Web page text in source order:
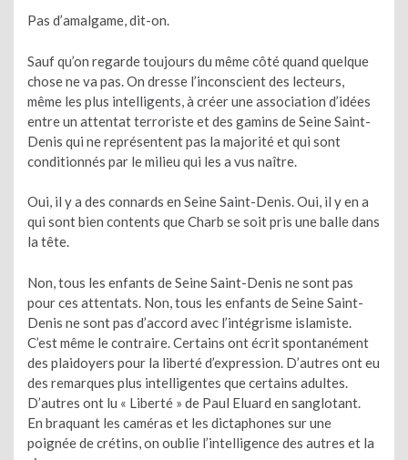
Pas d’amalgame, dit-on.
Sauf qu’on regarde toujours du même côté quand quelque
chose ne va pas. On dresse l’inconscient des lecteurs,
même les plus intelligents, à créer une association d’idées
entre un attentat terroriste et des gamins de Seine Saint-
Denis qui ne représentent pas la majorité et qui sont
conditionnés par le milieu qui les a vus naître.
Oui, il y a des connards en Seine Saint-Denis. Oui, il y en a
qui sont bien contents que Charb se soit pris une balle dans
la tête.
Non, tous les enfants de Seine Saint-Denis ne sont pas
pour ces attentats. Non, tous les enfants de Seine Saint-
Denis ne sont pas d’accord avec l’intégrisme islamiste.
C’est même le contraire. Certains ont écrit spontanément
des plaidoyers pour la liberté d’expression. D’autres ont eu
des remarques plus intelligentes que certains adultes.
D’autres ont lu « Liberté » de Paul Eluard en sanglotant.
En braquant les caméras et les dictaphones sur une
poignée de crétins, on oublie l’intelligence des autres et la